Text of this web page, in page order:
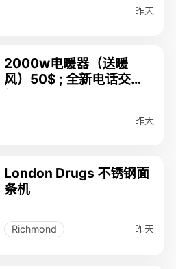
昨天
2000w电暖器（送暖
风）50$ ; 全新电话交换
昨天
London Drugs 不锈钢面
条机
Richmond 昨天